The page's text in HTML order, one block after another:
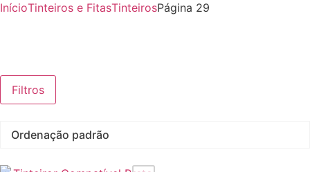
InícioTinteiros e FitasTinteirosPágina 29
Filtros